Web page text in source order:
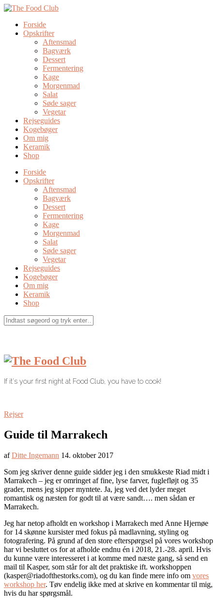
Forside
Opskrifter
Aftensmad
Bagværk
Dessert
Fermentering
Kage
Morgenmad
Salat
Søde sager
Vegetar
Rejseguides
Kogebøger
Om mig
Keramik
Shop
Forside
Opskrifter
Aftensmad
Bagværk
Dessert
Fermentering
Kage
Morgenmad
Salat
Søde sager
Vegetar
Rejseguides
Kogebøger
Om mig
Keramik
Shop
If it's your first night at Food Club, you have to cook!
Rejser
Guide til Marrakech
afDitte Ingemann 14. oktober 2017
Som jeg skriver denne guide sidder jeg i den smukkeste Riad midt i
Marrakech – jeg er omringet af fine, lyse farver, fuglefløjt og 35
grader, mens jeg sipper myntete. Ja, jeg ved det lyder meget
romantisk og næsten for godt til at være sandt…. men sådan er
Marrakech.
Jeg har netop afholdt en workshop i Marrakech med Anne Hjernøe
for 14 skønne kursister med fokus på madlavning, styling og
fotografering. På grund af den store efterspørgsel på vores workshop
har vi besluttet os for at afholde endnu én i 2018, 21.-28. april. Hvis
du kunne være interesseret i at komme med næste gang, så send en
mail til Kasper, som står for alt det praktiske ift. workshoppen
(kasper@riadofthestorks.com), og du kan finde mere info om vores
workshop her. Tøv endelig ikke med at skrive en kommentar til mig,
hvis du har spørgsmål.